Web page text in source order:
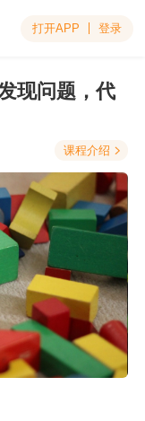
打开APP 登录
现问题，代
课程介绍 